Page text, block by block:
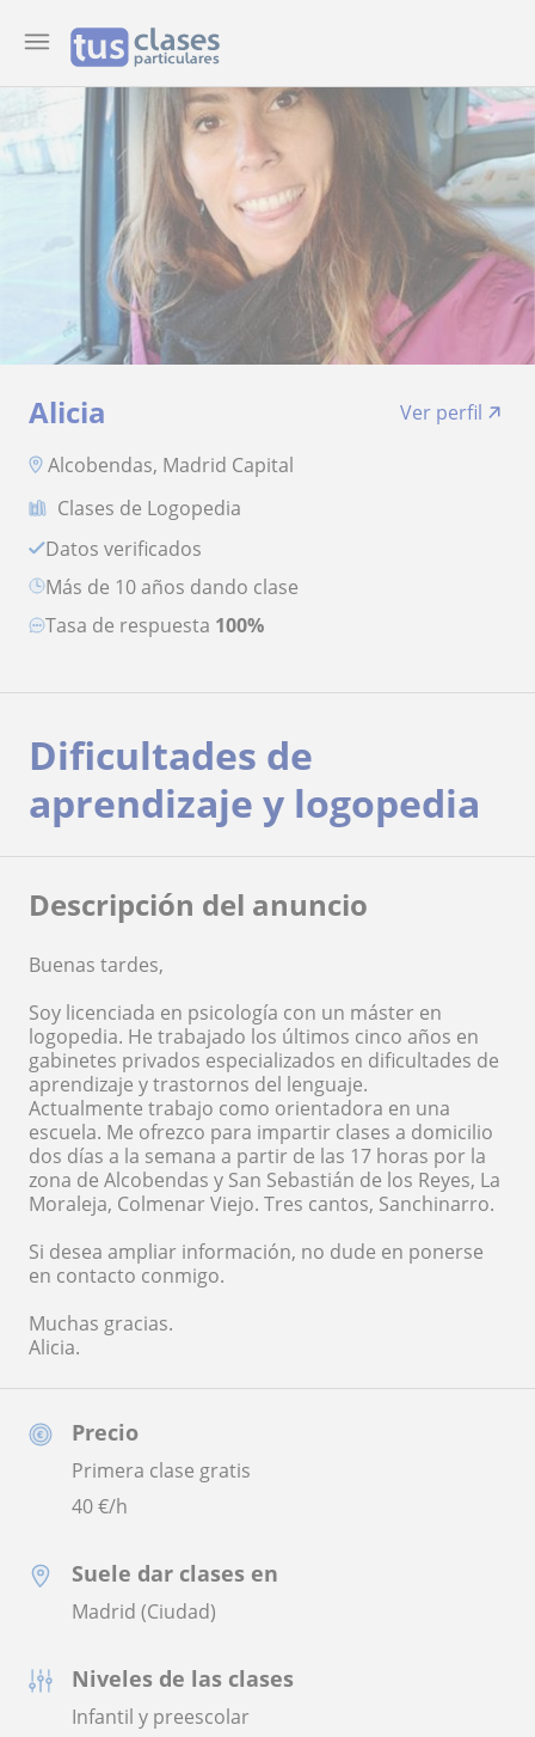
Alicia
Ver perfil
Alcobendas, Madrid Capital
Clases de Logopedia
Datos verificados
más de 10 años dando clase
Tasa de respuesta 100%
Precio
Primera clase gratis
40€/h
Suele dar clases en
Madrid (Ciudad)
Niveles de las clases
Infantil y preescolar
Dificultades de
aprendizaje y logopedia
Descripción del anuncio
Buenas tardes,
Soy licenciada en psicología con un máster en
logopedia. He trabajado los últimos cinco años en
gabinetes privados especializados en dificultades de
aprendizaje y trastornos del lenguaje.
Actualmente trabajo como orientadora en una
escuela. Me ofrezco para impartir clases a domicilio
dos días a la semana a partir de las 17 horas por la
zona de Alcobendas y San Sebastián de los Reyes, La
Moraleja, Colmenar Viejo. Tres cantos, Sanchinarro.
Si desea ampliar información, no dude en ponerse
en contacto conmigo.
Muchas gracias.
Alicia.